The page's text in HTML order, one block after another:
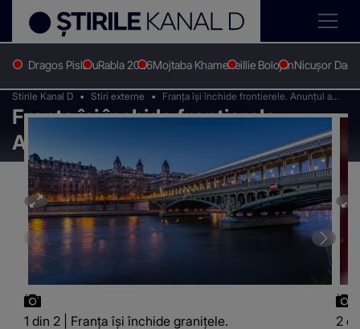
Dragos PislaruRabla 2026Mojtaba KhameneiIlie BolojanNicușor Dan
Stirile Kanal D Stiri externe
Franţa îşi închide frontierele. Anunțul a
fost făcut
Franţa îşi închide frontierele.
Anunțul a fost făcut
1 din 2 | Franța își închide granițele.
2